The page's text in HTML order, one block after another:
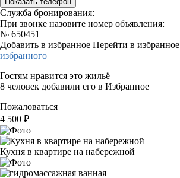
Служба бронирования:
При звонке назовите номер объявления:
№ 650451
Добавить в избранное Перейти в избранное
избранного
Гостям нравится это жильё
8 человек добавили его в Избранное
Пожаловаться
4 500 ₽
Кухня в квартире на набережной